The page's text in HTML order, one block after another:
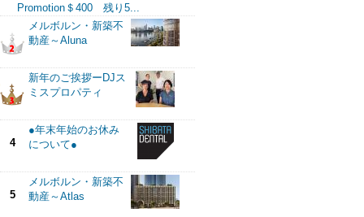
Promotion＄400 残り5...
メルボルン・新築不
動産～Aluna
新年のご挨拶ーDJス
ミスプロパティ
4
●年末年始のお休み
について●
5
メルボルン・新築不
動産～Atlas